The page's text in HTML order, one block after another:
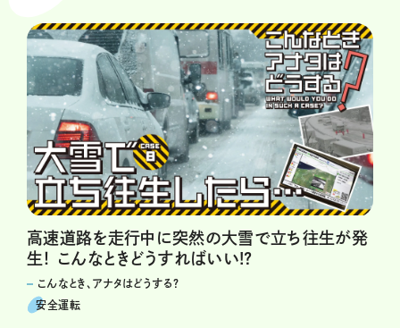
高速道路を走行中に突然の大雪で立ち往生が発
生！ こんなときどうすればいい!?
こんなとき、アナタはどうする？
安全運転